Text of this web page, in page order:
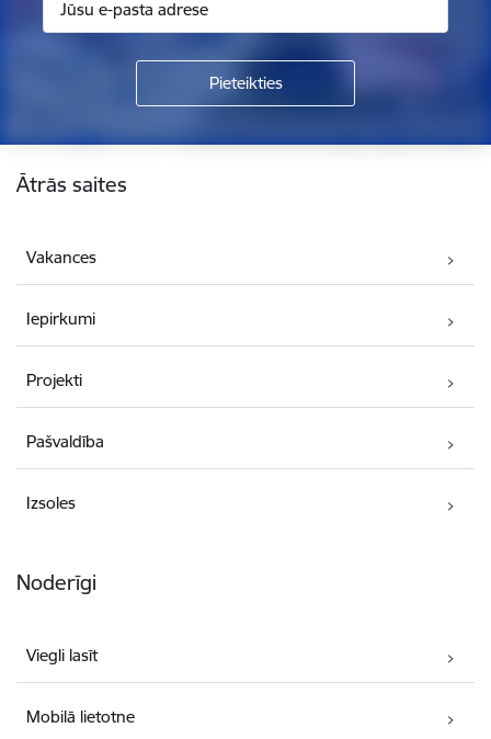
Ātrās saites
Vakances
Iepirkumi
Projekti
Pašvaldība
Izsoles
Noderīgi
Viegli lasīt
Mobilā lietotne